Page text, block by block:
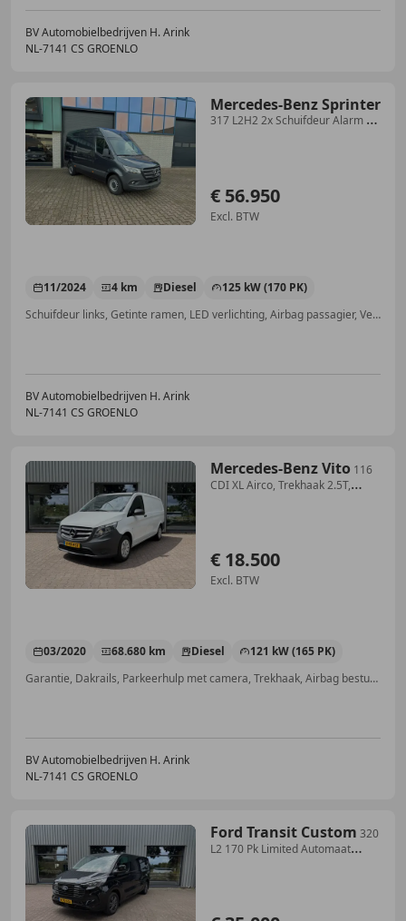
BV Automobielbedrijven H. Arink
NL-7141 CS GROENLO
Mercedes-Benz Sprinter
317 L2H2 2x Schuifdeur Alarm kl3
€ 56.950
Excl. BTW
11/2024 4 km Diesel
125 kW (170 PK)
Schuifdeur links, Getinte ramen, LED verlichting, Airbag passagier, Vermoeidheidsdetectie, Dodehoekdetectie, Adaptieve Cruise Control, Stoelverwarming
BV Automobielbedrijven H. Arink
NL-7141 CS GROENLO
Mercedes-Benz Vito 116
CDI XL Airco, Trekhaak 2.5T,
€ 18.500
Excl. BTW
03/2020 68.680 km Diesel
121 kW (165 PK)
Garantie, Dakrails, Parkeerhulp met camera, Trekhaak, Airbag bestuurder, Met onderhoudshistorie, Navigatiesysteem, Cruise control
BV Automobielbedrijven H. Arink
NL-7141 CS GROENLO
Ford Transit Custom 320
L2 170 Pk Limited Automaat